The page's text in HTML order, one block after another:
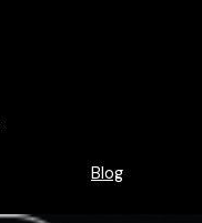
Blog